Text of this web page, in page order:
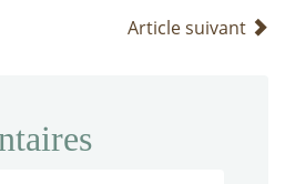
Article suivant